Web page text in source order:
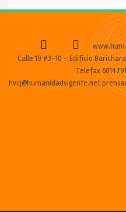
Calle 19 #3-10 - Edificio
Telefax
hvcj@humanidadvigente.net